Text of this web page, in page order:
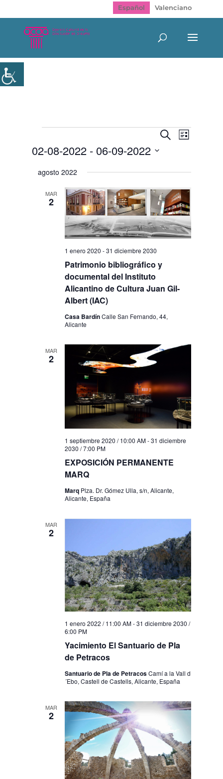
Español Valenciano
Navegación
de
búsqueda
vistas
Eventos
Buscar
de
Lista
02-08-2022 - 06-09-2022
agosto 2022
MAR
2
Patrimonio bibliográfico y
documental del Instituto
Alicantino de Cultura Juan Gil-
Albert (IAC)
1 enero 2020 -31 diciembre 2030
Casa BardínCalle San Fernando, 44,
Alicante
MAR
2
EXPOSICIÓN PERMANENTE
MARQ
1 septiembre 2020 / 10:00 AM-31 diciembre
2030 / 7:00 PM
Marq Plza. Dr. Gómez Ulla, s/n, Alicante,
Alicante, España
MAR
2
Yacimiento El Santuario de Pla
de Petracos
1 enero 2022 / 11:00 AM-31 diciembre 2030 /
6:00 PM
Santuario de Pla de PetracosCamí a la Vall d
´Ebo, Castell de Castells, Alicante, España
MAR
2